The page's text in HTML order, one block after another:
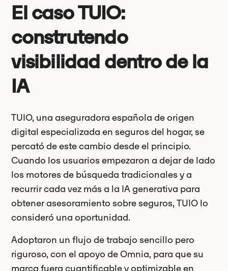
El caso TUIO:
construtendo
visibilidad dentro de la
IA
TUIO, una aseguradora española de origen
digital especializada en seguros del hogar, se
percató de este cambio desde el principio.
Cuando los usuarios empezaron a dejar de lado
los motores de búsqueda tradicionales y a
recurrir cada vez más a la IA generativa para
obtener asesoramiento sobre seguros, TUIO lo
consideró una oportunidad.
Adoptaron un flujo de trabajo sencillo pero
riguroso, con el apoyo de Omnia, para que su
marca fuera cuantificable y optimizable en